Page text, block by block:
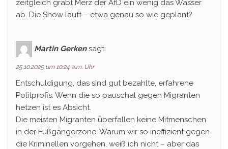
zeitgleich gräbt Merz der AfD ein wenig das Wasser
ab. Die Show läuft – etwa genau so wie geplant?
Martin Gerken sagt:
25.10.2025 um 10:24 a.m. Uhr
Entschuldigung, das sind gut bezahlte, erfahrene
Politprofis. Wenn die so pauschal gegen Migranten
hetzen ist es Absicht.
Die meisten Migranten überfallen keine Mitmenschen
in der Fußgängerzone. Warum wir so ineffizient gegen
die Kriminellen vorgehen, weiß ich nicht – aber das